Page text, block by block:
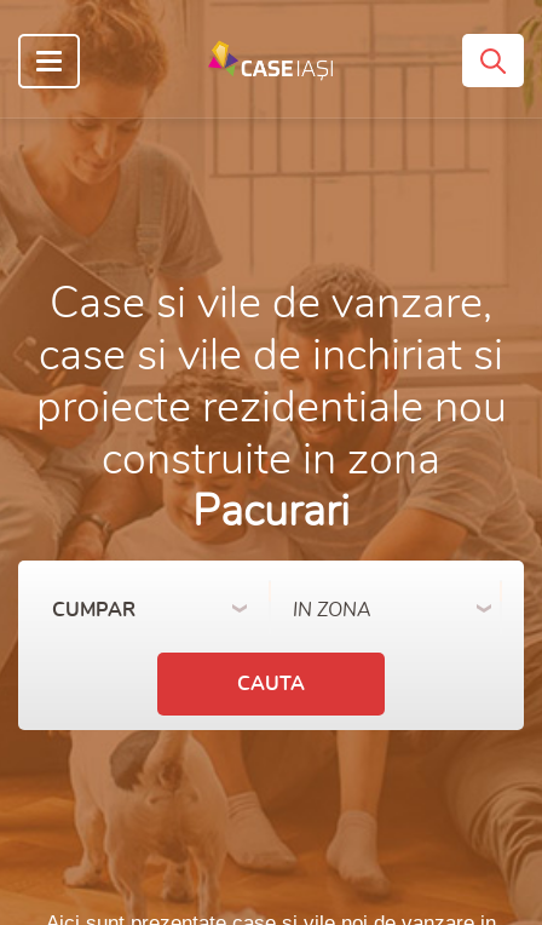
Case si vile de vanzare,
case si vile de inchiriat si
proiecte rezidentiale nou
construite in zona
Pacurari
CUMPAR IN ZONA